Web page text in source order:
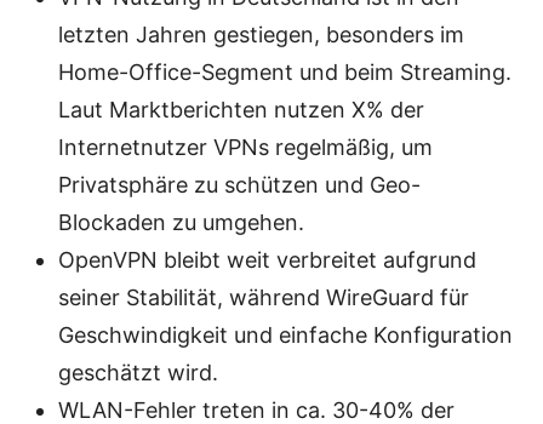
letzten Jahren gestiegen, besonders im
Home-Office-Segment und beim Streaming.
Laut Marktberichten nutzen X% der
Internetnutzer VPNs regelmäßig, um
Privatsphäre zu schützen und Geo-
Blockaden zu umgehen.
OpenVPN bleibt weit verbreitet aufgrund
seiner Stabilität, während WireGuard für
Geschwindigkeit und einfache Konfiguration
geschätzt wird.
WLAN-Fehler treten in ca. 30-40% der